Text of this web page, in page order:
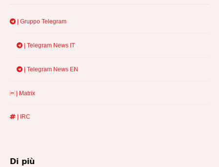
| Gruppo Telegram
| Telegram News IT
| Telegram News EN
| Matrix
| IRC
Di più